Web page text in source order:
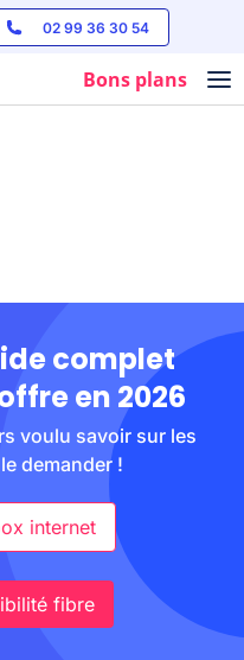
02 99 36 30 54
Bons plans
complet
en 2026
voulu savoir sur les
demander !
internet
fibre